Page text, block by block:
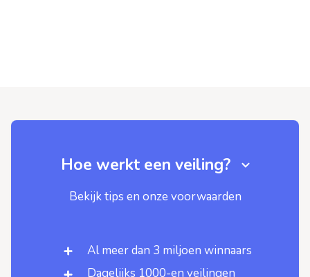
Hoe werkt een veiling?
Bekijk tips en onze voorwaarden
Al meer dan 3 miljoen winnaars
Dagelijks 1000-en veilingen